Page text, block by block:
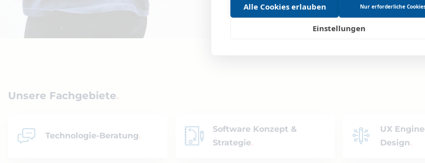
Unsere Fachgebiete
Technologie-Beratung
Software Konzept &
Strategie
UX
Design
Alle Cookies erlauben Nur erforderliche
Einstellungen